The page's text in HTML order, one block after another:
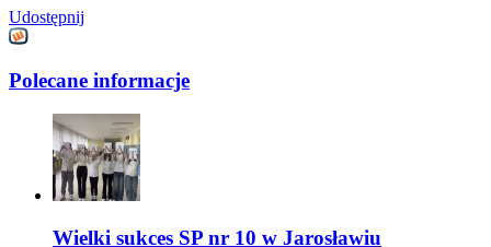
Udostępnij
Polecane informacje
Wielki sukces SP nr 10 w Jarosławiu